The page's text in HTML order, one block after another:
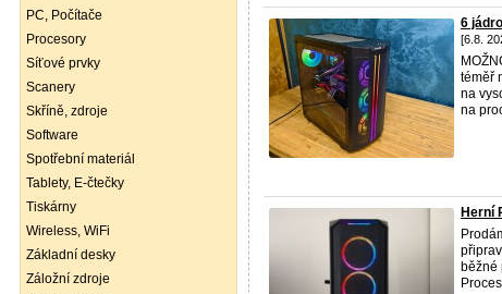
PC, Počítače
Procesory
Síťové prvky
Scanery
Skříně, zdroje
Software
Spotřební materiál
Tablety, E-čtečky
Tiskárny
Wireless, WiFi
Základní desky
Záložní zdroje
6
[6.8.
téměř
na
na
Herní
běžné